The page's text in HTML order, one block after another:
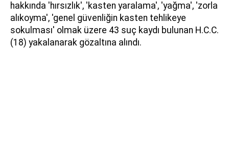
hakkında 'hırsızlık', 'kasten yaralama', 'yağma', 'zorla
alıkoyma', 'genel güvenliğin kasten tehlikeye
sokulması' olmak üzere 43 suç kaydı bulunan H.C.C.
(18) yakalanarak gözaltına alındı.